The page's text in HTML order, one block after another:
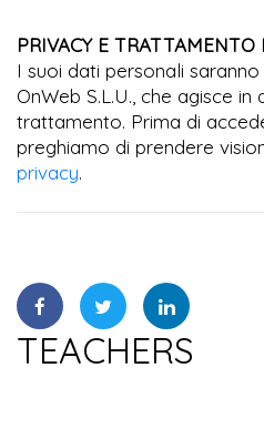
PRIVACY E
I suoi dati personali
OnWeb S.L.U., che agisce
trattamento. Prima di
preghiamo di prendere
privacy.
TEACHERS